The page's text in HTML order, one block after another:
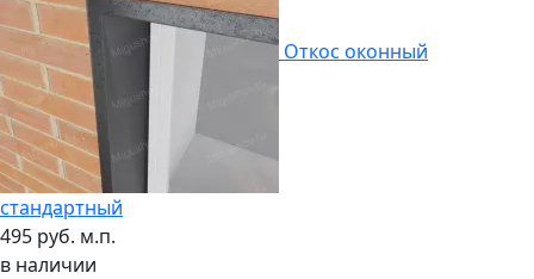
Откос оконный
стандартный
495 руб. м.п.
в наличии